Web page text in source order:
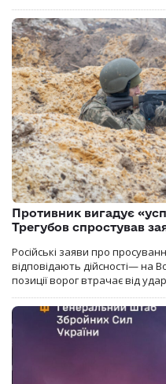
Противник вигадує
Трегубов спростував
Російські заяви про
відповідають дійсності— на
позиції ворог втрачає від